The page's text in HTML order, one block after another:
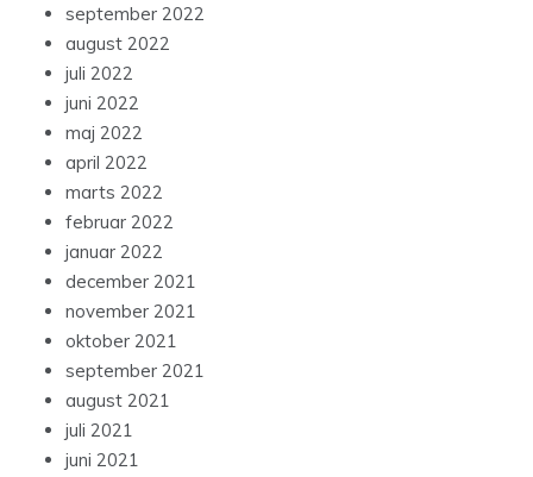
september 2022
august 2022
juli 2022
juni 2022
maj 2022
april 2022
marts 2022
februar 2022
januar 2022
december 2021
november 2021
oktober 2021
september 2021
august 2021
juli 2021
juni 2021